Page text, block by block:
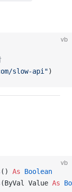
vb
slow-api")
vb
() As Boolean
(ByVal Value As